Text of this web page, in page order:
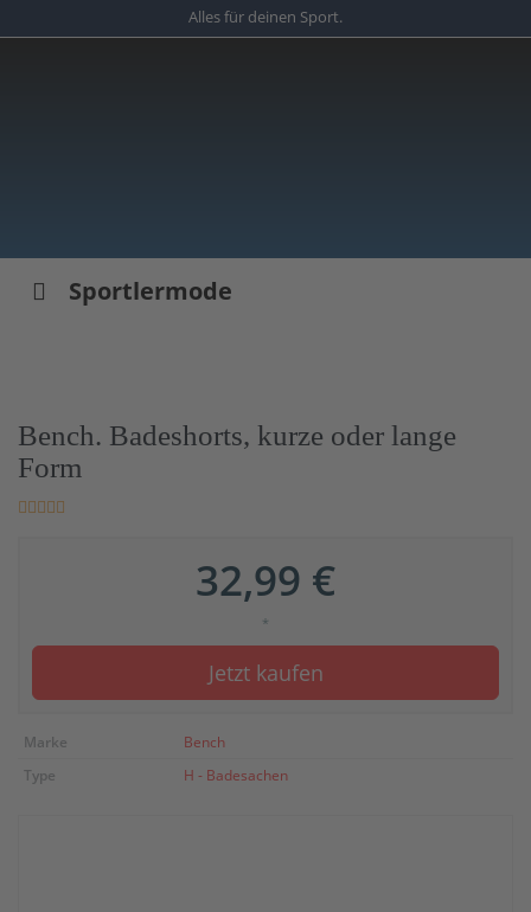
to
Alles für deinen Sport.
Sportlermode
Bench. Badeshorts, kurze oder lange
Form
32,99 €
*
Jetzt kaufen
Marke
Bench
Type
H - Badesachen